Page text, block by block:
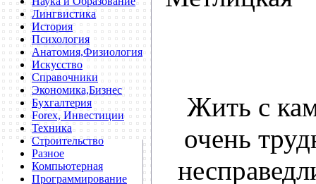
Лингвистика
История
Психология
Анатомия,Физиология
Искусство
Справочники
Экономика,Бизнес
Бухгалтерия
Forex, Инвестиции
Техника
Строительство
Разное
Компьютерная
Программирование
Жить с
очень